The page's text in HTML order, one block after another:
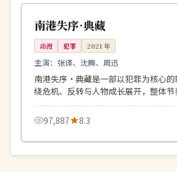
中国
南港失序·典藏
动漫 犯罪 2021 年
主演： 张译、沈腾、周迅
南港失序·典藏是一部以犯罪为核心的
绕危机、反转与人物成长展开，整体
推荐观看。
97,887
8.3